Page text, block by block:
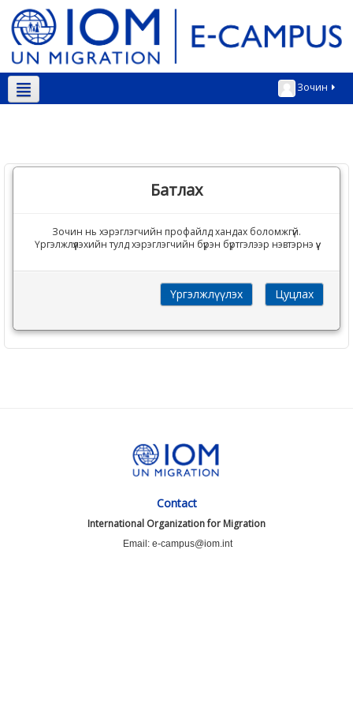
Зочин
Батлах
Зочин нь хэрэглэгчийн профайлд хандах боломжгүй.
Үргэлжлүүлэхийн тулд хэрэглэгчийн бүрэн бүртгэлээр нэвтэрнэ үү.
Contact
International Organization for Migration
Email: e-campus@iom.int